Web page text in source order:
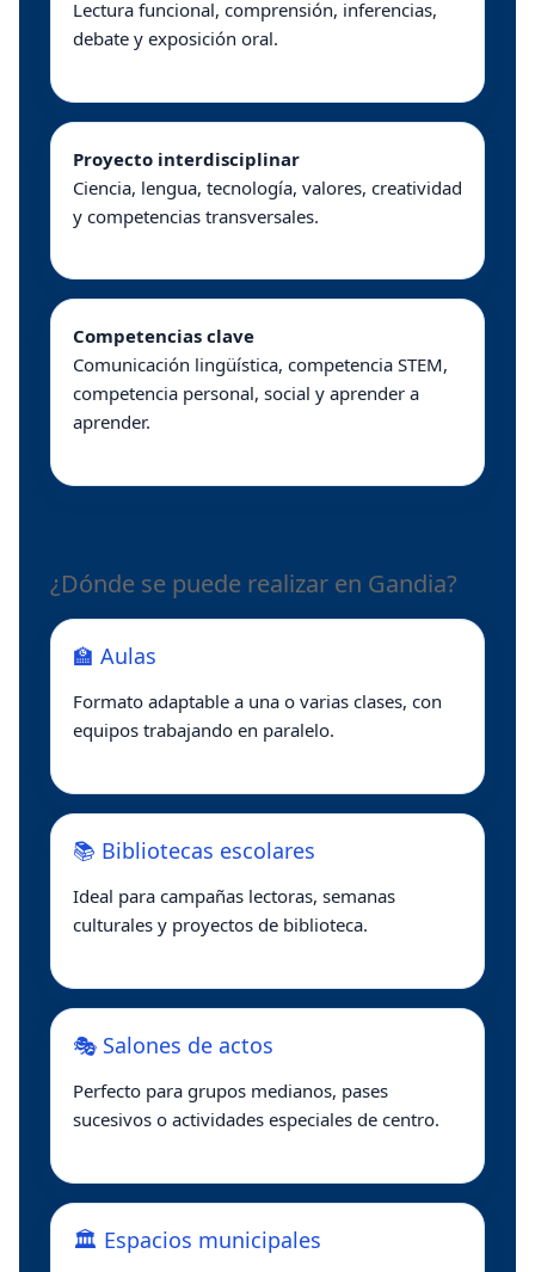
Lectura funcional, comprensión, inferencias,
debate y exposición oral.
Proyecto interdisciplinar
Ciencia, lengua, tecnología, valores, creatividad
y competencias transversales.
Competencias clave
Comunicación lingüística, competencia STEM,
competencia personal, social y aprender a
aprender.
¿Dónde se puede realizar en Gandia?
🏫 Aulas
Formato adaptable a una o varias clases, con
equipos trabajando en paralelo.
📚 Bibliotecas escolares
Ideal para campañas lectoras, semanas
culturales y proyectos de biblioteca.
🎭 Salones de actos
Perfecto para grupos medianos, pases
sucesivos o actividades especiales de centro.
🏛️ Espacios municipales